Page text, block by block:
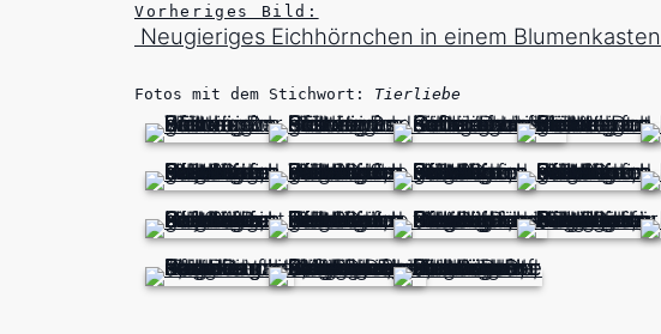
Vorheriges Bild:
Neugieriges Eichhörnchen in einem Blumenkasten
Fotos mit dem Stichwort: Tierliebe